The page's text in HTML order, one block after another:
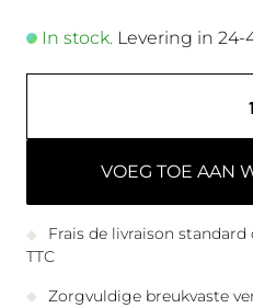
In stock. Levering in 24-
VOEG TOE AAN
Frais de livraison
TTC
Zorgvuldige breukvaste